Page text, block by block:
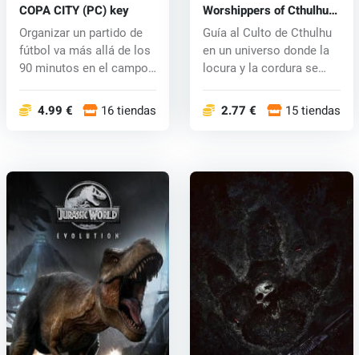
COPA CITY (PC) key
Organizar un partido de
fútbol va más allá de los
90 minutos en el campo:
4.99 € 16 tiendas
Worshippers of Cthulhu
(PC) key
Guía al Culto de Cthulhu
en un universo donde la
locura y la cordura se
2.77 € 15 tiendas